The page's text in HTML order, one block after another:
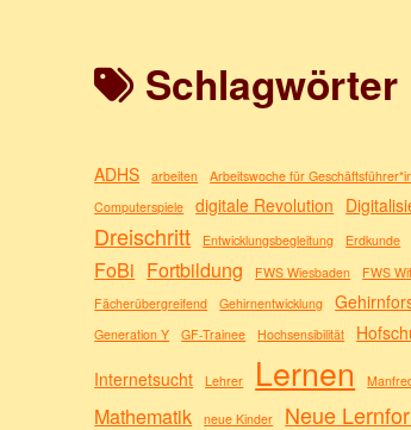
Schlagwörter
ADHS arbeiten Arbeitswoche für
Computerspiele
digitale Revolution
Dreischritt Entwicklungsbegleitung Erdkunde
FoBi Fortbildung FWS Wiesbaden
FWS
Fächerübergreifend
Gehirnentwicklung
Generation Y GF-Trainee Hochsensibilität
Internetsucht
Lehrer Lernen
Mathematik neue Kinder Neue